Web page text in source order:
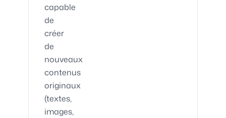
capable
de
créer
de
nouveaux
contenus
originaux
(textes,
images,